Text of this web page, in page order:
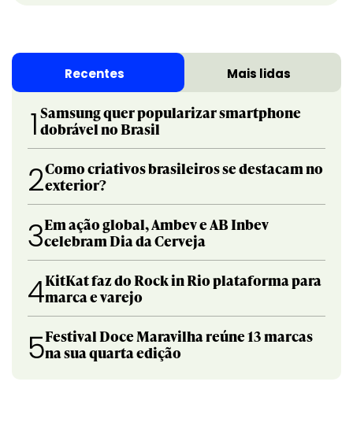
Recentes Mais lidas
1 Samsung quer popularizar smartphone
dobrável no Brasil
2Como criativos brasileiros se destacam no
exterior?
3Em ação global, Ambev e AB Inbev
celebram Dia da Cerveja
4KitKat faz do Rock in Rio plataforma para
marca e varejo
5Festival Doce Maravilha reúne 13 marcas
na sua quarta edição